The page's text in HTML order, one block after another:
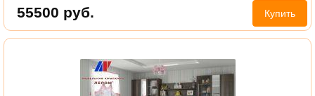
55500 руб. Купить